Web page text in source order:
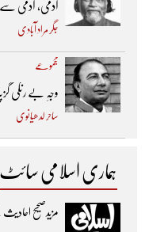
آدمی، آدمی سے
جگر مراد آبادی
مجموعے
وجہِ بے رنگی
ساحر لدھیانوی
ہماری اسلامی سائٹ
مزیدصحیح